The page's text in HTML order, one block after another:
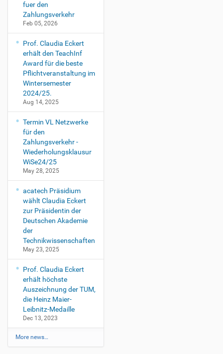
fuer den
Zahlungsverkehr
Feb 05, 2026
Prof. Claudia Eckert
erhält den TeachInf
Award für die beste
Pflichtveranstaltung im
Wintersemester
2024/25.
Aug 14, 2025
Termin VL Netzwerke
für den
Zahlungsverkehr -
Wiederholungsklausur
WiSe24/25
May 28, 2025
acatech Präsidium
wählt Claudia Eckert
zur Präsidentin der
Deutschen Akademie
der
Technikwissenschaften
May 23, 2025
Prof. Claudia Eckert
erhält höchste
Auszeichnung der TUM,
die Heinz Maier-
Leibnitz-Medaille
Dec 13, 2023
More news…